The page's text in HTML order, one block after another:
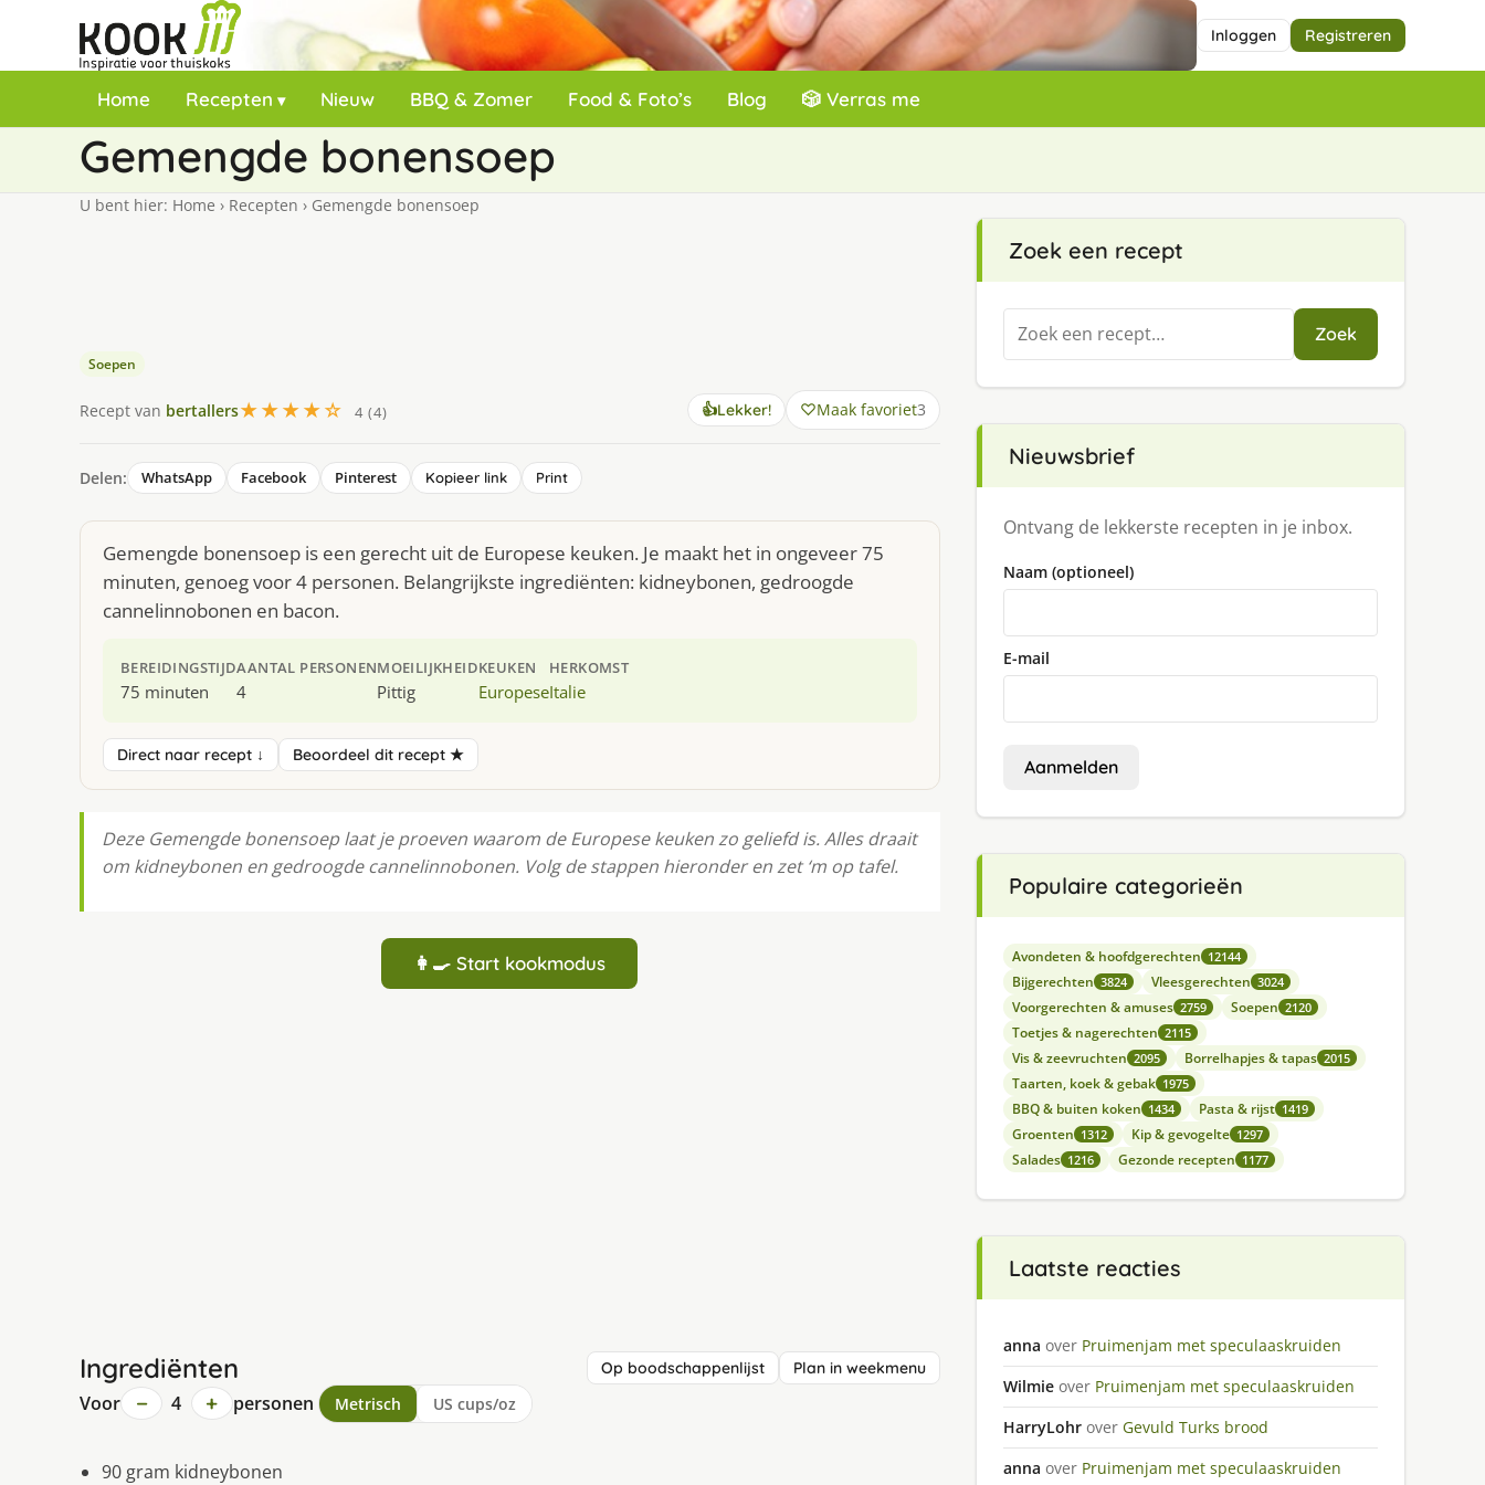
Inloggen Registreren
Home Recepten Nieuw BBQ & Zomer Food & Foto’s Blog 🎲 Verras me
Gemengde bonensoep
U bent hier: Home › Recepten › Gemengde bonensoep
Soepen
Recept van bertallers★★★★☆ 4 (4) 👍Lekker! Maak favoriet3
Delen: WhatsApp Facebook Pinterest Kopieer link Print
Gemengde bonensoep is een gerecht uit de Europese keuken. Je maakt het in ongeveer 75
minuten, genoeg voor 4 personen. Belangrijkste ingrediënten: kidneybonen, gedroogde
cannelinnobonen en bacon.
BEREIDINGSTIJD
75 minuten
AANTAL PERSONEN
4
MOEILIJKHEID
Pittig
KEUKEN
Europese
HERKOMST
Italie
Direct naar recept ↓ Beoordeel dit recept ★
Deze Gemengde bonensoep laat je proeven waarom de Europese keuken zo geliefd is. Alles draait
om kidneybonen en gedroogde cannelinnobonen. Volg de stappen hieronder en zet ‘m op tafel.
👩‍🍳 Start kookmodus
Ingrediënten Op boodschappenlijst Plan in weekmenu
Voor − 4 + personen Metrisch US cups/oz
90 gram kidneybonen
Zoek een recept
Zoeken
naar:
Zoek
Nieuwsbrief
Ontvang de lekkerste recepten in je inbox.
Naam (optioneel)
E-mail
Aanmelden
Populaire categorieën
Avondeten & hoofdgerechten 12144
Bijgerechten 3824 Vleesgerechten 3024
Voorgerechten & amuses 2759 Soepen 2120
Toetjes & nagerechten 2115
Vis & zeevruchten 2095 Borrelhapjes & tapas 2015
Taarten, koek & gebak 1975
BBQ & buiten koken 1434 Pasta & rijst 1419
Groenten 1312 Kip & gevogelte 1297
Salades 1216 Gezonde recepten 1177
Laatste reacties
anna over Pruimenjam met speculaaskruiden
Wilmie over Pruimenjam met speculaaskruiden
HarryLohr over Gevuld Turks brood
anna over Pruimenjam met speculaaskruiden